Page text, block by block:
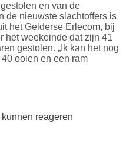
en van de
de nieuwste slachtoffers is
het Gelderse Erlecom, bij
het weekeinde dat zijn 41
gestolen. „Ik kan het nog
ooien en een ram
kunnen reageren